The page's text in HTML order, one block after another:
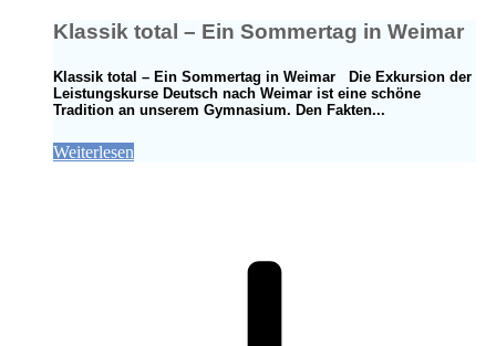
Klassik total – Ein Sommertag in Weimar
Klassik total – Ein Sommertag in Weimar Die Exkursion der
Leistungskurse Deutsch nach Weimar ist eine schöne
Tradition an unserem Gymnasium. Den Fakten...
Weiterlesen